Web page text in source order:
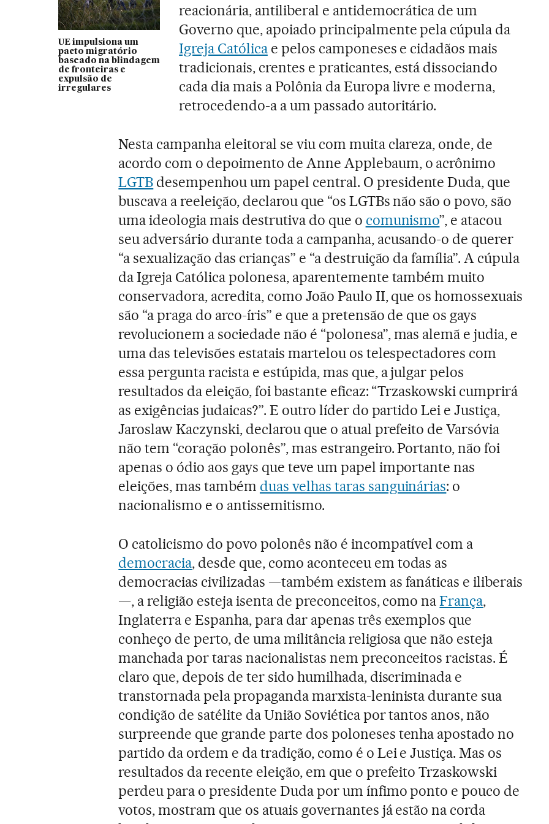
UE impulsiona um
pacto migratório
baseado na blindagem
de fronteiras e
expulsão de
irregulares
reacionária, antiliberal e antidemocrática de um
Governo que, apoiado principalmente pela cúpula da
Igreja Católicae pelos camponeses e cidadãos mais
tradicionais, crentes e praticantes, está dissociando
cada dia mais a Polônia da Europa livre e moderna,
retrocedendo-a a um passado autoritário.
Nesta campanha eleitoral se viu com muita clareza, onde, de
acordo com o depoimento de Anne Applebaum, o acrônimo
LGTB desempenhou um papel central. O presidente Duda, que
buscava a reeleição, declarou que “os LGTBs não são o povo, são
uma ideologia mais destrutiva do que o comunismo”, e atacou
seu adversário durante toda a campanha, acusando-o de querer
“a sexualização das crianças” e “a destruição da família”. A cúpula
da Igreja Católica polonesa, aparentemente também muito
conservadora, acredita, como João Paulo II, que os homossexuais
são “a praga do arco-íris” e que a pretensão de que os gays
revolucionem a sociedade não é “polonesa”, mas alemã e judia, e
uma das televisões estatais martelou os telespectadores com
essa pergunta racista e estúpida, mas que, a julgar pelos
resultados da eleição, foi bastante eficaz: “Trzaskowski cumprirá
as exigências judaicas?”. E outro líder do partido Lei e Justiça,
Jaroslaw Kaczynski, declarou que o atual prefeito de Varsóvia
não tem “coração polonês”, mas estrangeiro. Portanto, não foi
apenas o ódio aos gays que teve um papel importante nas
eleições, mas também duas velhas taras sanguinárias: o
nacionalismo e o antissemitismo.
O catolicismo do povo polonês não é incompatível com a
democracia, desde que, como aconteceu em todas as
democracias civilizadas —também existem as fanáticas e iliberais
—, a religião esteja isenta de preconceitos, como naFrança,
Inglaterra e Espanha, para dar apenas três exemplos que
conheço de perto, de uma militância religiosa que não esteja
manchada por taras nacionalistas nem preconceitos racistas. É
claro que, depois de ter sido humilhada, discriminada e
transtornada pela propaganda marxista-leninista durante sua
condição de satélite da União Soviética por tantos anos, não
surpreende que grande parte dos poloneses tenha apostado no
partido da ordem e da tradição, como é o Lei e Justiça. Mas os
resultados da recente eleição, em que o prefeito Trzaskowski
perdeu para o presidente Duda por um ínfimo ponto e pouco de
votos, mostram que os atuais governantes já estão na corda